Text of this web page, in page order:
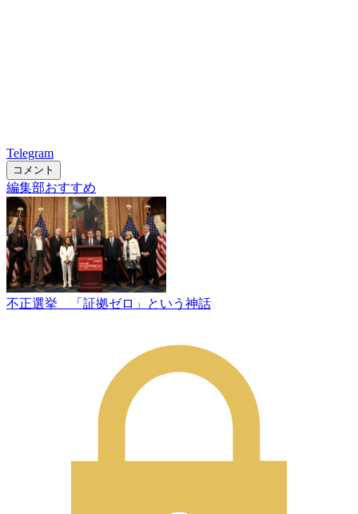
Telegram
コメント
編集部おすすめ
不正選挙 「証拠ゼロ」という神話